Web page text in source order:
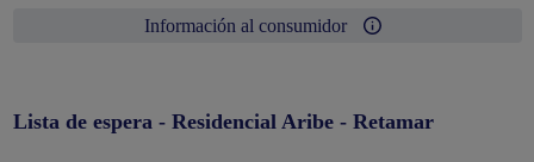
Información al consumidor
Lista de espera - Residencial Aribe - Retamar